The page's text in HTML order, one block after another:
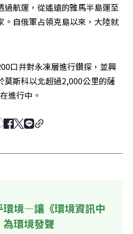
過航運，從遙遠的雅馬半島運至
。自俄軍占領克島以來，大陸就
口井對永凍層進行鑽探，並興
莫斯科以北超過2,000公里的薩
進行中。
環境—讓《環境資訊中
為環境發聲